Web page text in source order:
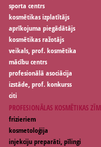
sporta centrs
kosmētikas izplatītājs
aprīkojuma piegādātājs
kosmētikas ražotājs
veikals, prof. kosmētika
mācību centrs
profesionālā asociācija
izstāde, prof. konkurss
citi
PROFESIONĀLAS KOSMĒTIKAS
frizieriem
kosmetoloģija
injekciju preparāti, pīlingi